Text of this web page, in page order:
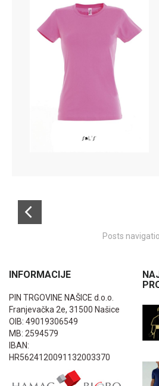
Posts
INFORMACIJE
PIN TRGOVINE NAŠICE d.o.o.
Franjevačka 2e, 31500 Našice
OIB: 49019306549
MB: 2594579
IBAN:
HR5624120091132003370